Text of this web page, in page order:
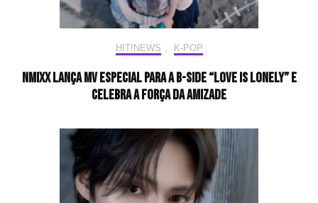
HIT!NEWS K-POP
NMIXX lança MV especial para a b-side “Love Is Lonely” e
celebra a força da amizade